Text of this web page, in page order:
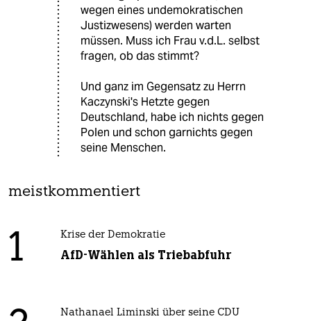
wegen eines undemokratischen
Justizwesens) werden warten
müssen. Muss ich Frau v.d.L. selbst
fragen, ob das stimmt?
Und ganz im Gegensatz zu Herrn
Kaczynski's Hetzte gegen
Deutschland, habe ich nichts gegen
Polen und schon garnichts gegen
seine Menschen.
meistkommentiert
1 Krise der Demokratie
AfD-Wählen als Triebabfuhr
Nathanael Liminski über seine CDU